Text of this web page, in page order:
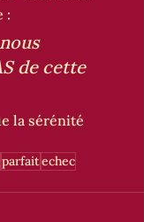
:
de cette
la sérénité
parfaitechec